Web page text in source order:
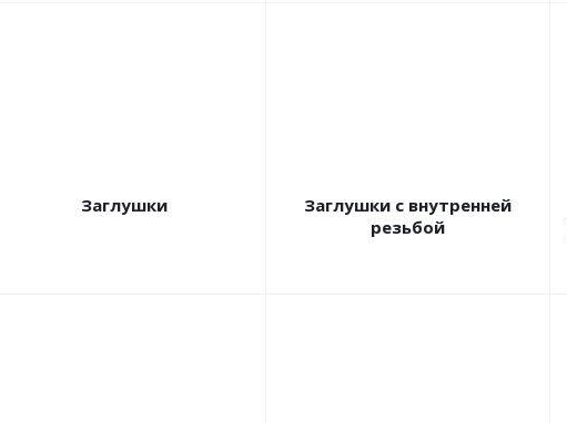
Заглушки
Заглушки с внутренней
резьбой